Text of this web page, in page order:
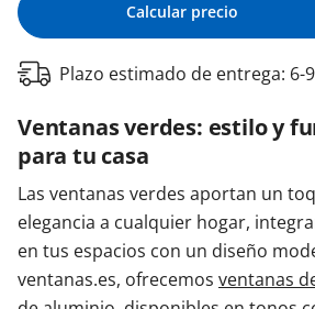
Calcular precio
Plazo estimado de entrega: 6-
Ventanas verdes: estilo y
para tu casa
Las ventanas verdes aportan un
elegancia a cualquier hogar,
en tus espacios con un diseño
ventanas.es, ofrecemos ventanas